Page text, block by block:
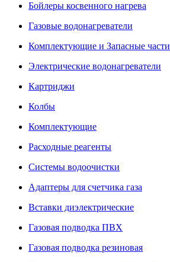
Бойлеры косвенного нагрева
Газовые водонагреватели
Комплектующие и Запасные части
Электрические водонагреватели
Картриджи
Колбы
Комплектующие
Расходные реагенты
Системы водоочистки
Адаптеры для счетчика газа
Вставки диэлектрические
Газовая подводка ПВХ
Газовая подводка резиновая